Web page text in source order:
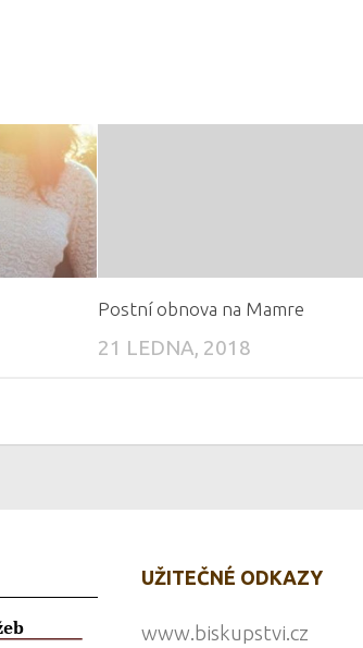
Postní obnova na Mamre
21 LEDNA, 2018
UŽITEČNÉ ODKAZY
www.biskupstvi.cz